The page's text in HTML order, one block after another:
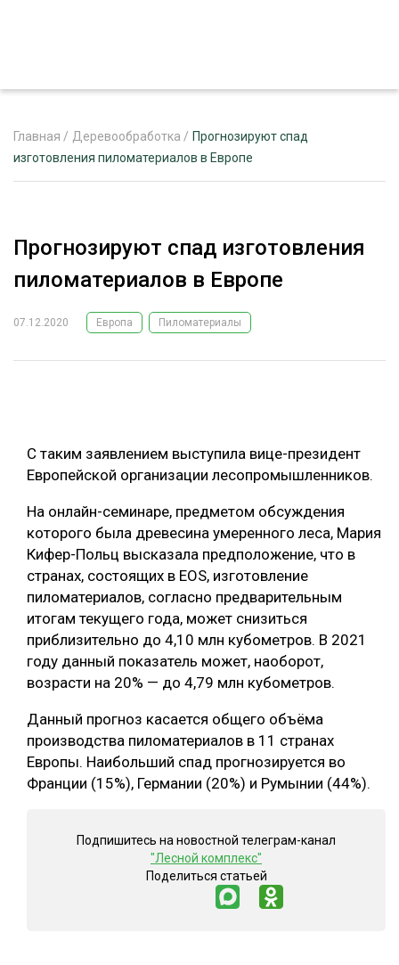
РЕКЛАМОДАТЕЛЯМ
ЛЕСНОЕ ХОЗЯЙСТВО
ЦИФРОВАЯ СРЕДА
БИОЭНЕРГЕТИКА
ЛЕСОВОССТАНОВЛЕНИЕ И ЗАЩИТА
ЛОГИСТИКА
ПРОИЗВОДСТВО ДРЕВЕСНЫХ ПЛИТ
ЦБП
КОМПЛЕКСНАЯ ПЕРЕРАБОТКА
ДЕРЕВЯННОЕ ДОМОСТРОЕНИЕ
БЕЗОПАСНОЕ ПРОИЗВОДСТВО
СОРТИРОВКА ДРЕВЕСИНЫ
МЕБЕЛЬНОЕ ПРОИЗВОДСТВО
РУБРИКИ
ТЕМАТИЧЕСКИЕ ПРОЕКТЫ
Главная / Деревообработка / Прогнозируют спад
изготовления пиломатериалов в Европе
Прогнозируют спад изготовления
пиломатериалов в Европе
07.12.2020 Европа Пиломатериалы
С таким заявлением выступила вице-президент
Европейской организации лесопромышленников.
На онлайн-семинаре, предметом обсуждения
которого была древесина умеренного леса, Мария
Кифер-Польц высказала предположение, что в
странах, состоящих в EOS, изготовление
пиломатериалов, согласно предварительным
итогам текущего года, может снизиться
приблизительно до 4,10 млн кубометров. В 2021
году данный показатель может, наоборот,
возрасти на 20% — до 4,79 млн кубометров.
Данный прогноз касается общего объёма
производства пиломатериалов в 11 странах
Европы. Наибольший спад прогнозируется во
Франции (15%), Германии (20%) и Румынии (44%).
Подпишитесь на новостной телеграм-канал
"Лесной комплекс"
Поделиться статьей